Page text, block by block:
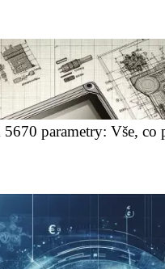
5670 parametry: Vše, co